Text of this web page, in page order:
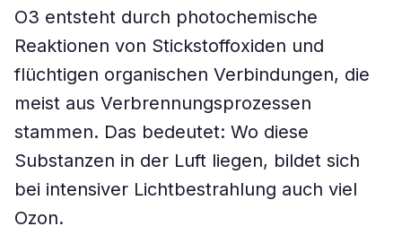
O3 entsteht durch photochemische
Reaktionen von Stickstoffoxiden und
flüchtigen organischen Verbindungen, die
meist aus Verbrennungsprozessen
stammen. Das bedeutet: Wo diese
Substanzen in der Luft liegen, bildet sich
bei intensiver Lichtbestrahlung auch viel
Ozon.